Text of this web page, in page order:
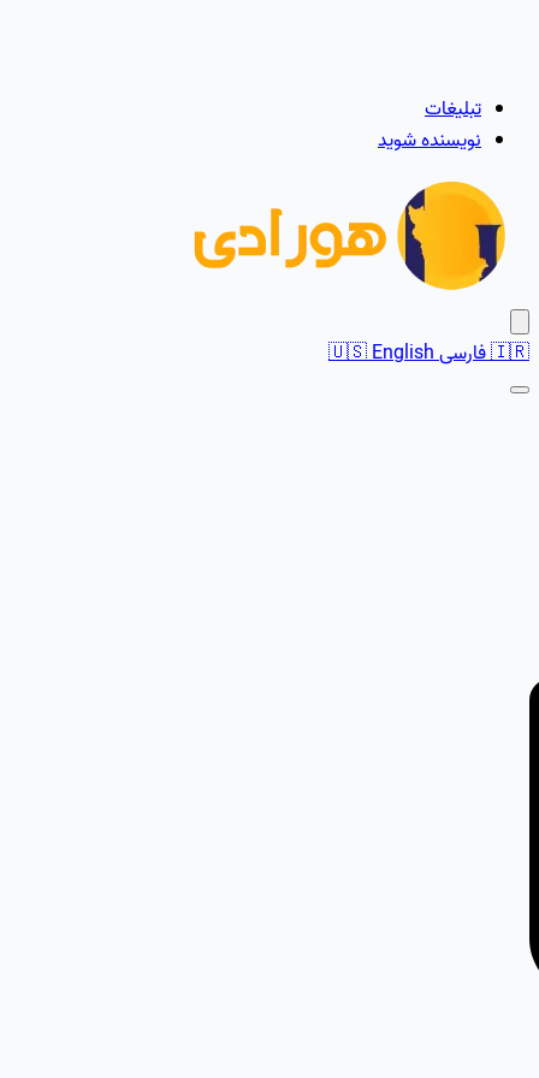
تبلیغات
نویسنده شوید
🇮🇷فارسی 🇺🇸English